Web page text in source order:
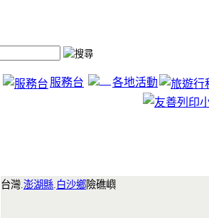
服務台 各地活動
台灣. 澎湖縣 白沙鄉險礁嶼